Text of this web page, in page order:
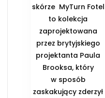
skórze MyTurn Fotel
to kolekcja
zaprojektowana
przez brytyjskiego
projektanta Paula
Brooksa, który
w sposób
zaskakujący zderzył